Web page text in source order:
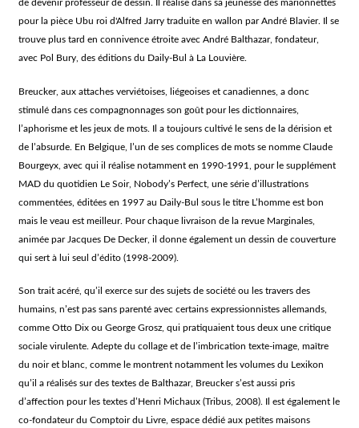
de devenir professeur de dessin. Il réalise dans sa jeunesse des marionnettes
pour la pièce Ubu roi d'Alfred Jarry traduite en wallon par André Blavier. Il se
trouve plus tard en connivence étroite avec André Balthazar, fondateur,
avec Pol Bury, des éditions du Daily-Bul à La Louvière.
Breucker, aux attaches verviétoises, liégeoises et canadiennes, a donc
stimulé dans ces compagnonnages son goût pour les dictionnaires,
l’aphorisme et les jeux de mots. Il a toujours cultivé le sens de la dérision et
de l’absurde. En Belgique, l’un de ses complices de mots se nomme Claude
Bourgeyx, avec qui il réalise notamment en 1990-1991, pour le supplément
MAD du quotidien Le Soir, Nobody’s Perfect, une série d’illustrations
commentées, éditées en 1997 au Daily-Bul sous le titre L’homme est bon
mais le veau est meilleur. Pour chaque livraison de la revue Marginales,
animée par Jacques De Decker, il donne également un dessin de couverture
qui sert à lui seul d’édito (1998-2009).
Son trait acéré, qu’il exerce sur des sujets de société ou les travers des
humains, n’est pas sans parenté avec certains expressionnistes allemands,
comme Otto Dix ou George Grosz, qui pratiquaient tous deux une critique
sociale virulente. Adepte du collage et de l’imbrication texte-image, maître
du noir et blanc, comme le montrent notamment les volumes du Lexikon
qu’il a réalisés sur des textes de Balthazar, Breucker s’est aussi pris
d’affection pour les textes d’Henri Michaux (Tribus, 2008). Il est également le
co-fondateur du Comptoir du Livre, espace dédié aux petites maisons